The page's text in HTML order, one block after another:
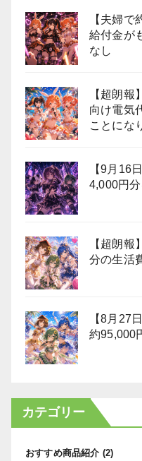
【夫婦で
給付金が
なし
【超朗
向け電気
ことにな
【9月16
4,000円分
【超朗報
分の生活
【8月27
約95,000
カテゴリー
おすすめ商品紹介 (2)